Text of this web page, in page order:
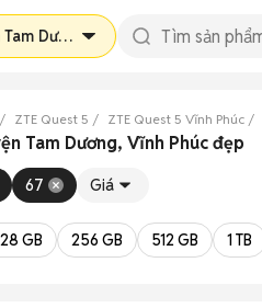
Tam Dương
ZTE Quest 5 ZTE Quest 5 Vĩnh Phúc
Tam Dương, Vĩnh Phúc đẹp
67 Giá
GB 256 GB 512 GB 1 TB